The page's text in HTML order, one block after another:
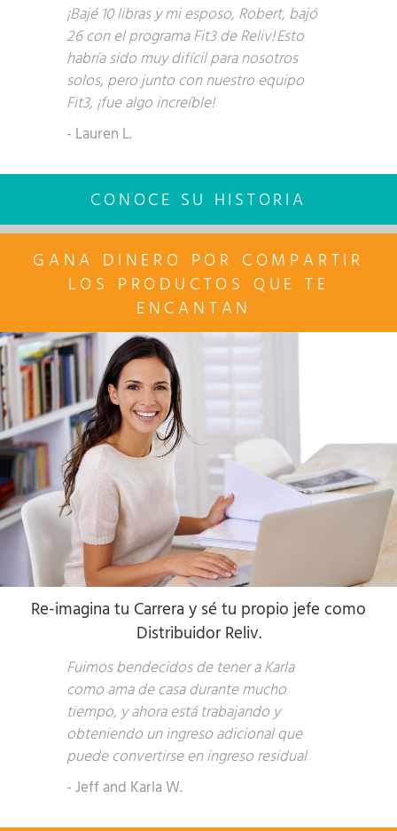
¡Bajé 10 libras y mi esposo, Robert, bajó
26 con el programa Fit3 de Reliv! Esto
habría sido muy difícil para nosotros
solos, pero junto con nuestro equipo
Fit3, ¡fue algo increíble!
- Lauren L.
CONOCE SU HISTORIA
GANA DINERO POR COMPARTIR
LOS PRODUCTOS QUE TE
ENCANTAN
Re-imagina tu Carrera y sé tu propio jefe como
Distribuidor Reliv.
Fuimos bendecidos de tener a Karla
como ama de casa durante mucho
tiempo, y ahora está trabajando y
obteniendo un ingreso adicional que
puede convertirse en ingreso residual
- Jeff and Karla W.